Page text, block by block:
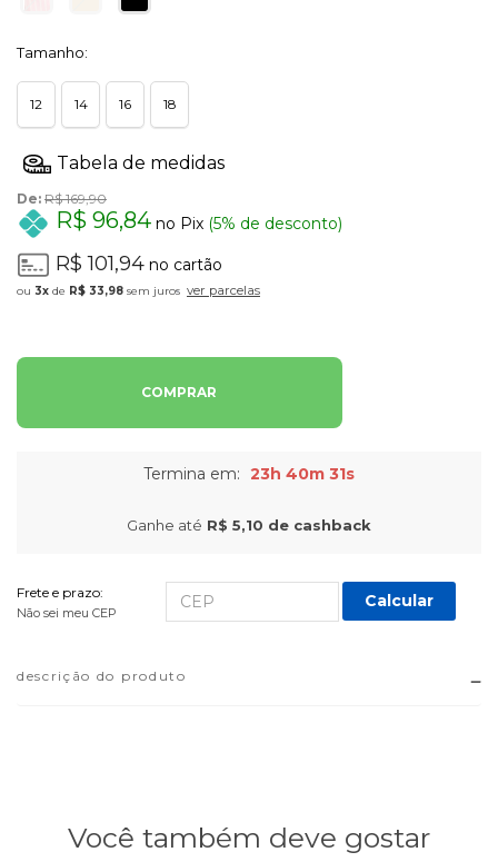
Tamanho:
12 14 16 18
De: R$ 169,90
R$ 96,84 no Pix (5% de desconto)
R$ 101,94 no cartão
3x de R$ 33,98 sem juros ver parcelas
COMPRAR
Termina em: 23h 40m 30s
Ganhe até R$ 5,10 de cashback
Frete e prazo:
Não sei meu CEP
Calcular
descrição do produto
Você também deve gostar